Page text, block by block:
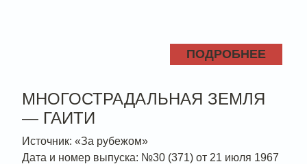
ПОДРОБНЕЕ
МНОГОСТРАДАЛЬНАЯ ЗЕМЛЯ
— ГАИТИ
Источник: «За рубежом»
Дата и номер выпуска: №30 (371) от 21 июля 1967